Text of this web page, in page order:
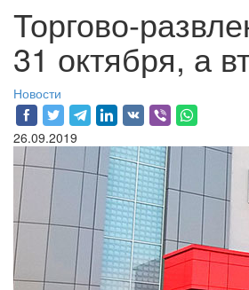
Торгово-
31 октября, а
Новости
26.09.2019